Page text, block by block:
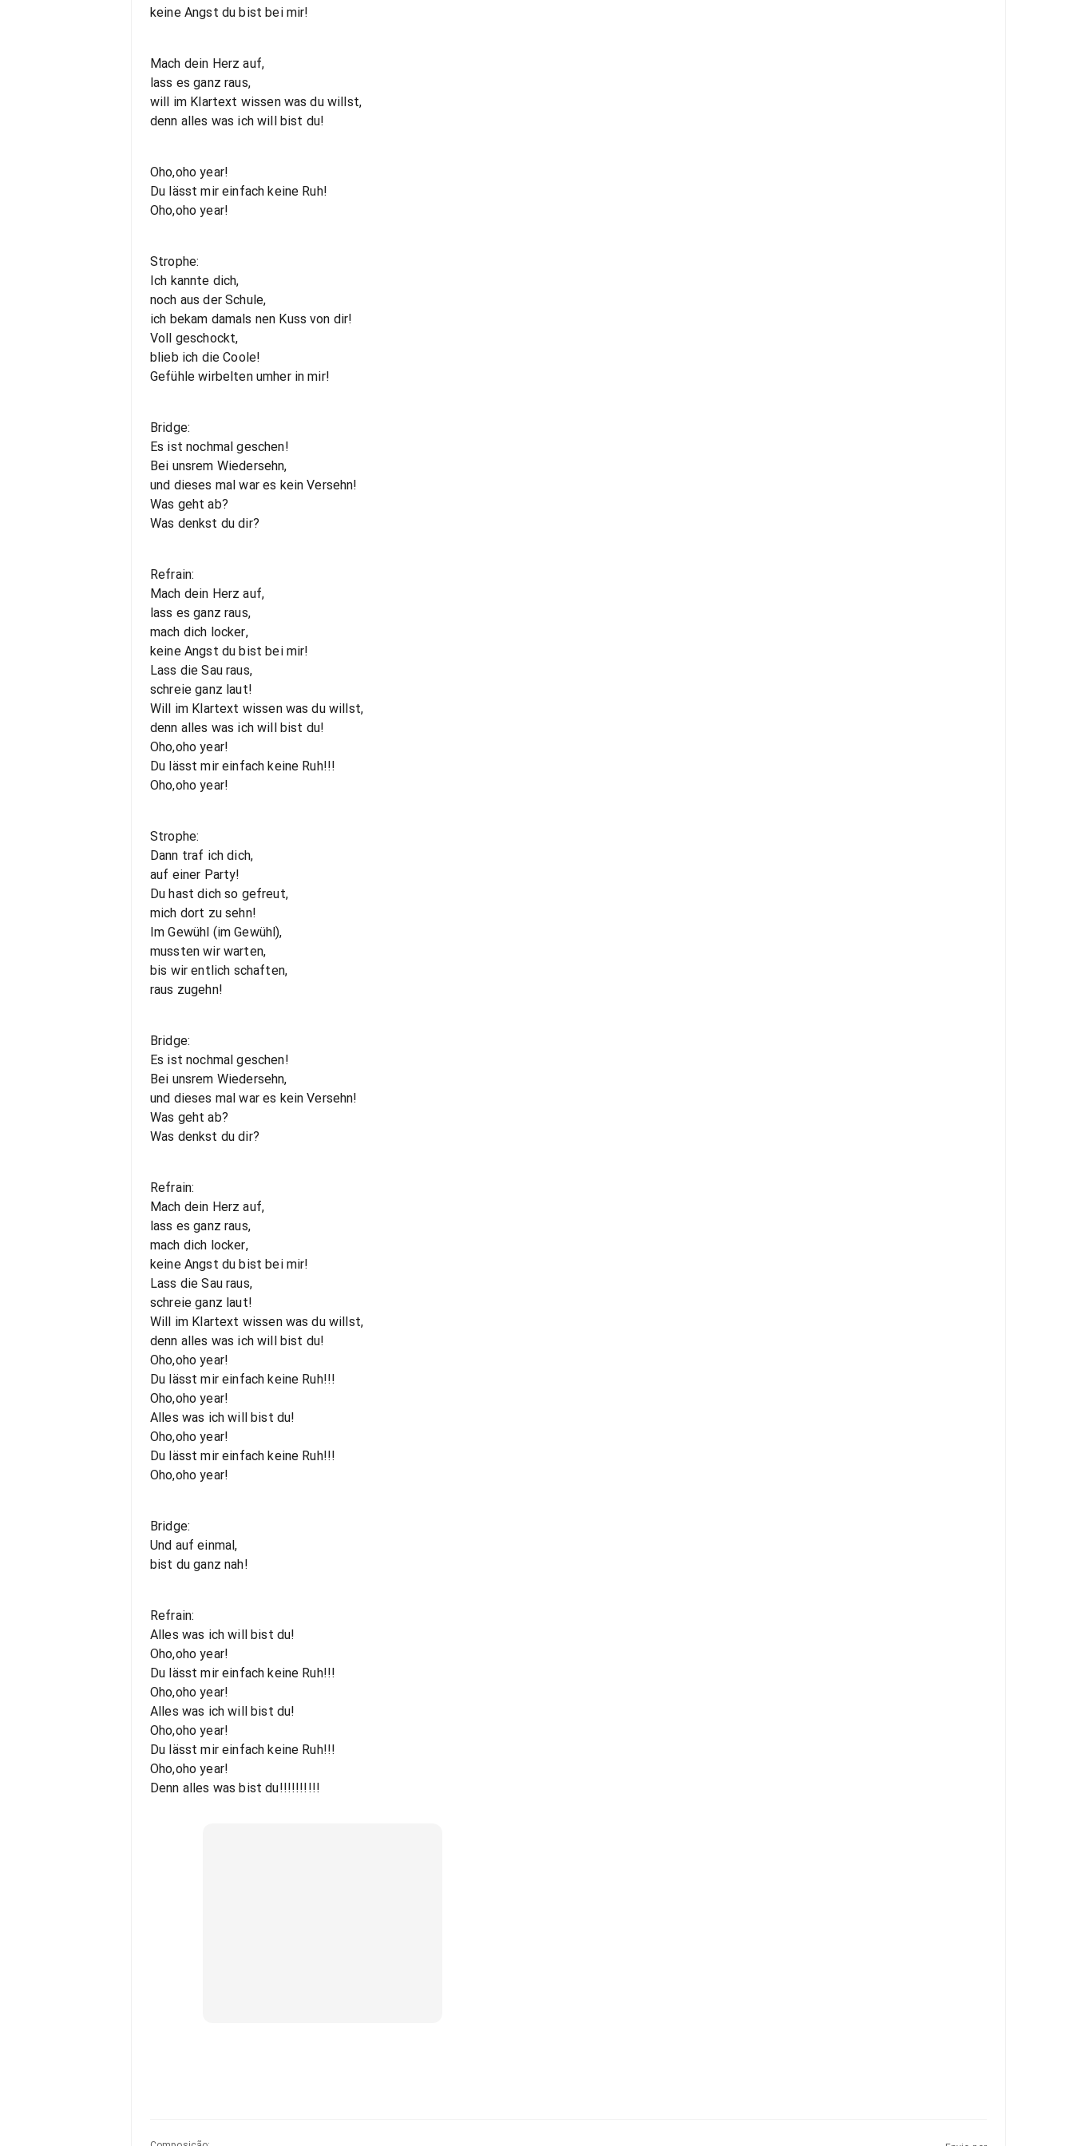
keine Angst du bist bei mir!
Mach dein Herz auf,
lass es ganz raus,
will im Klartext wissen was du willst,
denn alles was ich will bist du!
Oho,oho year!
Du lässt mir einfach keine Ruh!
Oho,oho year!
Strophe:
Ich kannte dich,
noch aus der Schule,
ich bekam damals nen Kuss von dir!
Voll geschockt,
blieb ich die Coole!
Gefühle wirbelten umher in mir!
Bridge:
Es ist nochmal geschen!
Bei unsrem Wiedersehn,
und dieses mal war es kein Versehn!
Was geht ab?
Was denkst du dir?
Refrain:
Mach dein Herz auf,
lass es ganz raus,
mach dich locker,
keine Angst du bist bei mir!
Lass die Sau raus,
schreie ganz laut!
Will im Klartext wissen was du willst,
denn alles was ich will bist du!
Oho,oho year!
Du lässt mir einfach keine Ruh!!!
Oho,oho year!
Strophe:
Dann traf ich dich,
auf einer Party!
Du hast dich so gefreut,
mich dort zu sehn!
Im Gewühl (im Gewühl),
mussten wir warten,
bis wir entlich schaften,
raus zugehn!
Bridge:
Es ist nochmal geschen!
Bei unsrem Wiedersehn,
und dieses mal war es kein Versehn!
Was geht ab?
Was denkst du dir?
Refrain:
Mach dein Herz auf,
lass es ganz raus,
mach dich locker,
keine Angst du bist bei mir!
Lass die Sau raus,
schreie ganz laut!
Will im Klartext wissen was du willst,
denn alles was ich will bist du!
Oho,oho year!
Du lässt mir einfach keine Ruh!!!
Oho,oho year!
Alles was ich will bist du!
Oho,oho year!
Du lässt mir einfach keine Ruh!!!
Oho,oho year!
Bridge:
Und auf einmal,
bist du ganz nah!
Refrain:
Alles was ich will bist du!
Oho,oho year!
Du lässt mir einfach keine Ruh!!!
Oho,oho year!
Alles was ich will bist du!
Oho,oho year!
Du lässt mir einfach keine Ruh!!!
Oho,oho year!
Denn alles was bist du!!!!!!!!!!